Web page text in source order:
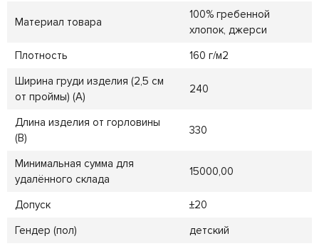
Материал товара
100% гребенной
хлопок, джерси
Плотность
160 г/м2
Ширина груди изделия (2,5 см
от проймы) (A)
240
Длина изделия от горловины
(B)
330
Минимальная сумма для
удалённого склада
15000,00
Допуск
±20
Гендер (пол)
детский